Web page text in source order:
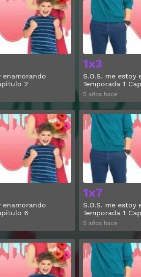
enamorando
2
1x3
S.O.S. me estoy
Temporada 1
5 años hace
enamorando
6
Ver
1x7
S.O.S. me estoy
Temporada 1
5 años hace
Ver